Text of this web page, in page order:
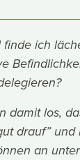
ich
damit los,
drauf” und
an